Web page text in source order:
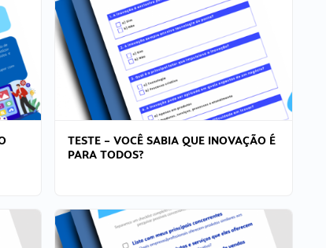
TESTE – VOCÊ SABIA QUE INOVAÇÃO É
PARA TODOS?